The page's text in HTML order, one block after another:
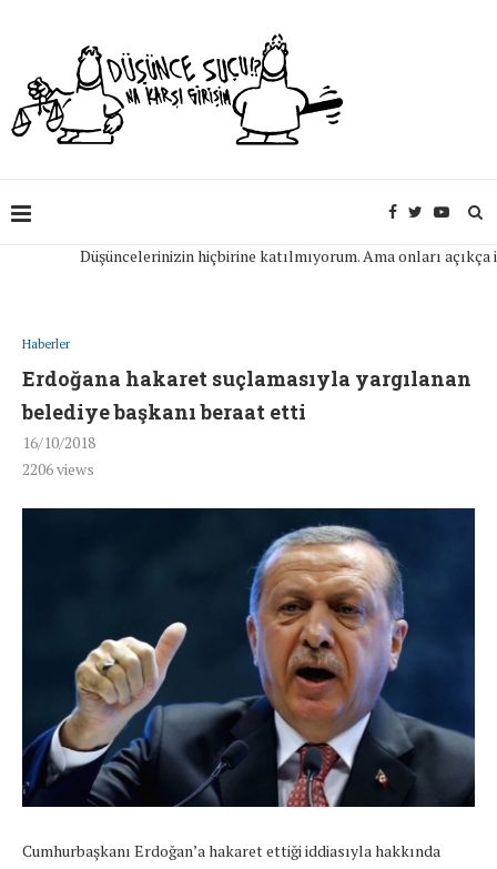
Düşüncelerinizin hiçbirine katılmıyorum. Ama onları açıkça
Haberler
Erdoğana hakaret suçlamasıyla yargılanan
belediye başkanı beraat etti
16/10/2018
2206views
Cumhurbaşkanı Erdoğan’a hakaret ettiği iddiasıyla hakkında